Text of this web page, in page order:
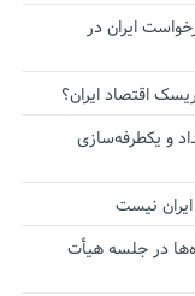
۱۰۳ در مأموریت‌ اقیانوسی/ ۵ درخواست ایران در
اقتصاد ایران؟
و یکطرفه‌سازی
نیست
در جلسه هیأت